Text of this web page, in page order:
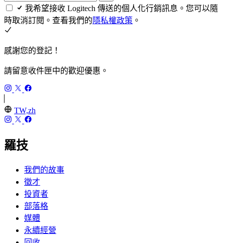
我希望接收 Logitech 傳送的個人化行銷訊息。您可以隨
時取消訂閱。查看我們的隱私權政策 。
感謝您的登記！
請留意收件匣中的歡迎優惠。
TW,zh
羅技
我們的故事
徵才
投資者
部落格
媒體
永續經營